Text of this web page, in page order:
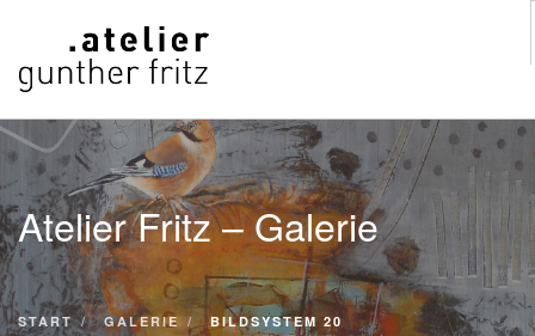
START
WERKE
VITA
KONTAKT
GALERIE
Atelier Fritz – Galerie
START GALERIE BILDSYSTEM 20